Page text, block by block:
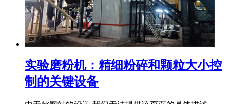
实验磨粉机：精细粉碎和颗粒大小控
制的关键设备